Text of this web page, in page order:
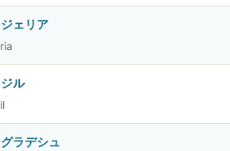
ェリア
ル
ラデシュ